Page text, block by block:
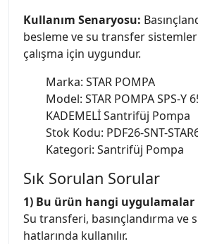
Kullanım Senaryosu:
besleme ve su transfer
çalışma için uygundur.
Marka: STAR POMPA
Model: STAR POMPA SPS-Y
KADEMELİ Santrifüj Pompa
Stok Kodu: PDF26-SNT-
Kategori: Santrifüj Pompa
Sık Sorulan Sorular
1) Bu ürün hangi
Su transferi, basınçlandırma ve
hatlarında kullanılır.